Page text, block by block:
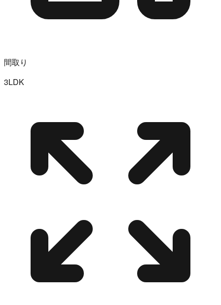
間取り
3LDK